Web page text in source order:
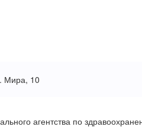
Мира, 10
агентства по